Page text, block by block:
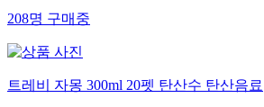
208명구매중
트레비 자몽 300ml 20펫 탄산수 탄산음료